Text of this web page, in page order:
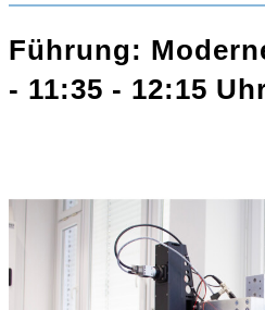
Führung:
- 11:35 - 12:15